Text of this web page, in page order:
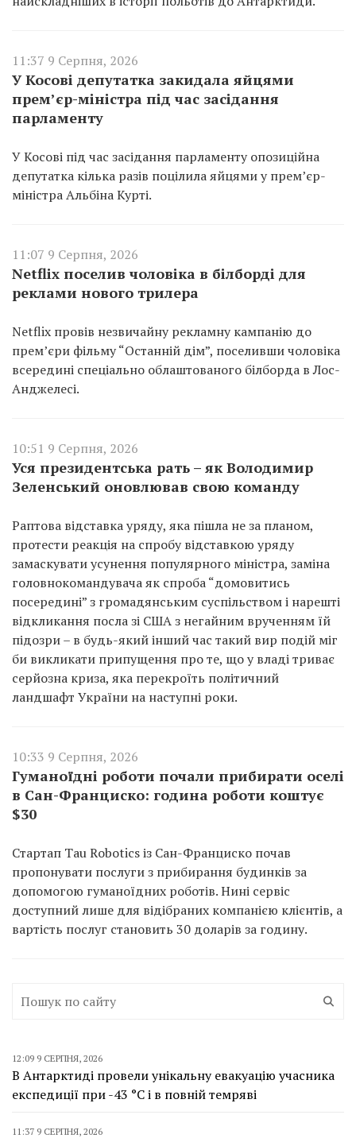
11:37 9 Серпня, 2026
У Косові депутатка закидала яйцями
прем’єр-міністра під час засідання
парламенту
У Косові під час засідання парламенту опозиційна
депутатка кілька разів поцілила яйцями у прем’єр-
міністра Альбіна Курті.
11:07 9 Серпня, 2026
Netflix поселив чоловіка в білборді для
реклами нового трилера
Netflix провів незвичайну рекламну кампанію до
прем’єри фільму “Останній дім”, поселивши чоловіка
всередині спеціально облаштованого білборда в Лос-
Анджелесі.
10:51 9 Серпня, 2026
Уся президентська рать – як Володимир
Зеленський оновлював свою команду
Раптова відставка уряду, яка пішла не за планом,
протести реакція на спробу відставкою уряду
замаскувати усунення популярного міністра, заміна
головнокомандувача як спроба “домовитись
посередині” з громадянським суспільством і нарешті
відкликання посла зі США з негайним врученням їй
підозри – в будь-який інший час такий вир подій міг
би викликати припущення про те, що у владі триває
серйозна криза, яка перекроїть політичний
ландшафт України на наступні роки.
10:33 9 Серпня, 2026
Гуманоїдні роботи почали прибирати оселі
в Сан-Франциско: година роботи коштує
$30
Стартап Tau Robotics із Сан-Франциско почав
пропонувати послуги з прибирання будинків за
допомогою гуманоїдних роботів. Нині сервіс
доступний лише для відібраних компанією клієнтів, а
вартість послуг становить 30 доларів за годину.
12:09 9 СЕРПНЯ, 2026
В Антарктиді провели унікальну евакуацію учасника
експедиції при -43 °C і в повній темряві
11:37 9 СЕРПНЯ, 2026